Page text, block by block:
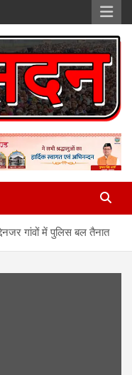
गांवों में पुलिस बल तैनात